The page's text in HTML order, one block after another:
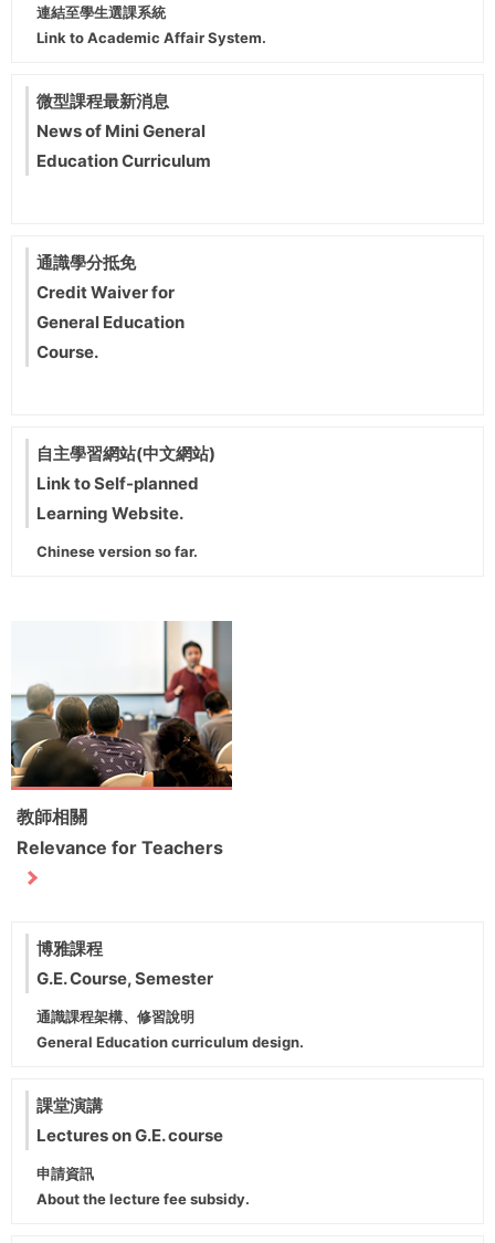
連結至學生選課系統
Link to Academic Affair System.
微型課程最新消息
News of Mini General
Education Curriculum
通識學分抵免
Credit Waiver for
General Education
Course.
自主學習網站(中文網站)
Link to Self-planned
Learning Website.
Chinese version so far.
教師相關
Relevance for Teachers
博雅課程
G.E. Course, Semester
通識課程架構、修習說明
General Education curriculum design.
課堂演講
Lectures on G.E. course
申請資訊
About the lecture fee subsidy.